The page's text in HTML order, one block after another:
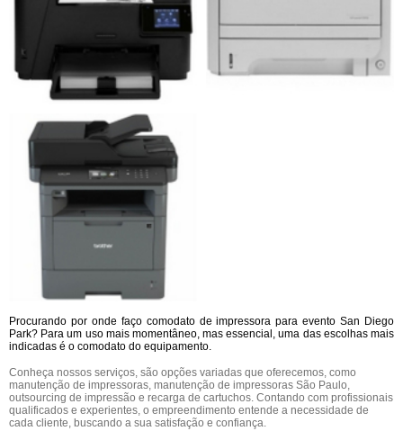
Procurando por onde faço comodato de impressora para evento San Diego
Park? Para um uso mais momentâneo, mas essencial, uma das escolhas mais
indicadas é o comodato do equipamento.
Conheça nossos serviços, são opções variadas que oferecemos, como
manutenção de impressoras, manutenção de impressoras São Paulo,
outsourcing de impressão e recarga de cartuchos. Contando com profissionais
qualificados e experientes, o empreendimento entende a necessidade de
cada cliente, buscando a sua satisfação e confiança.